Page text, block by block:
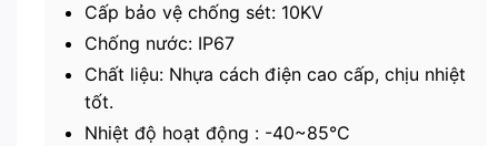
Cấp bảo vệ chống sét: 10KV
Chống nước: IP67
Chất liệu: Nhựa cách điện cao cấp, chịu nhiệt
tốt.
Nhiệt độ hoạt động : -40~85°C